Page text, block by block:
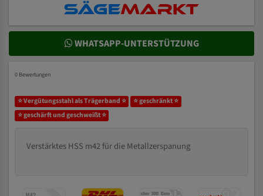
WHATSAPP-UNTERSTÜTZUNG
0 Bewertungen
⭐ Vergütungsstahl als Trägerband ⭐
⭐ geschränkt ⭐
⭐ geschärft und geschweißt ⭐
Verstärktes HSS m42 für die Metallzerspanung